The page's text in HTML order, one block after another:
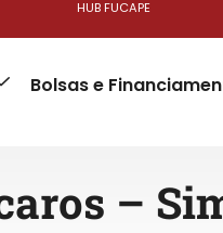
HUB FUCAPE
Bolsas e
–